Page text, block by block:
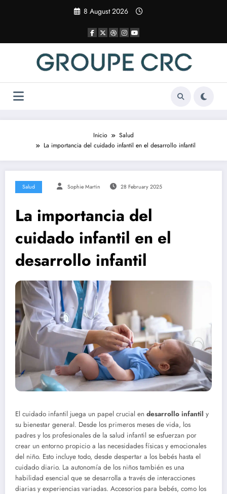
8 August 2026
Inicio
Salud
La importancia del cuidado infantil en el desarrollo infantil
Salud Sophie Martin 28 February 2025
La importancia del
cuidado infantil en el
desarrollo infantil
El cuidado infantil juega un papel crucial en desarrollo infantil y
su bienestar general. Desde los primeros meses de vida, los
padres y los profesionales de la salud infantil se esfuerzan por
crear un entorno propicio a las necesidades físicas y emocionales
del niño. Esto incluye todo, desde despertar a los bebés hasta el
cuidado diario. La autonomía de los niños también es una
habilidad esencial que se desarrolla a través de interacciones
diarias y experiencias variadas. Accesorios para bebés, como los